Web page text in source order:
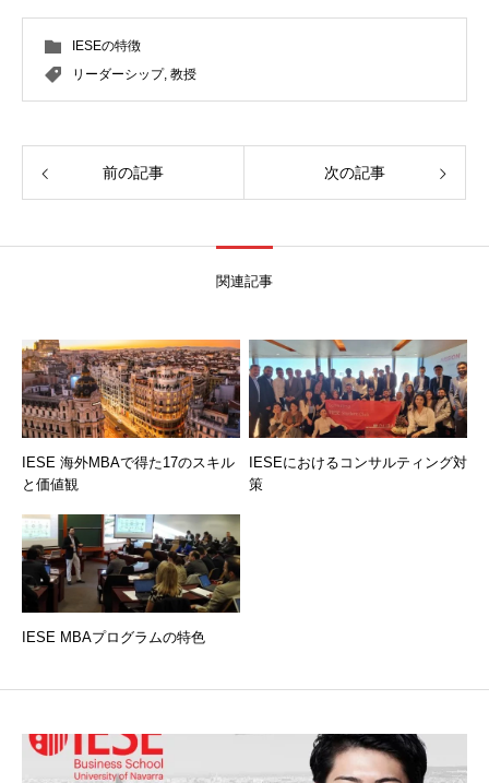
IESEの特徴
リーダーシップ, 教授
前の記事 次の記事
関連記事
IESE 海外MBAで得た17のスキル
と価値観
IESEにおけるコンサルティング対
策
IESE MBAプログラムの特色